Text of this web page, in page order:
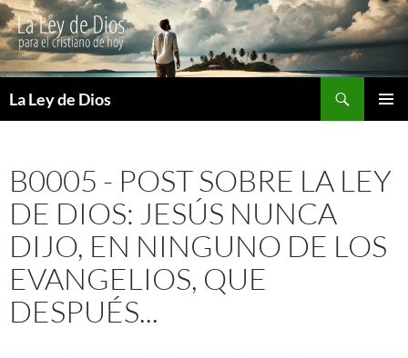
La Ley de Dios
B0005 - POST SOBRE LA LEY
DE DIOS: JESÚS NUNCA
DIJO, EN NINGUNO DE LOS
EVANGELIOS, QUE
DESPUÉS...